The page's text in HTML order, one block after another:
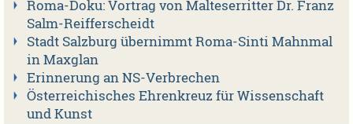
Roma-Doku: Vortrag von Malteserritter Dr. Franz
Salm-Reifferscheidt
Stadt Salzburg übernimmt Roma-Sinti Mahnmal
in Maxglan
Erinnerung an NS-Verbrechen
Österreichisches Ehrenkreuz für Wissenschaft
und Kunst